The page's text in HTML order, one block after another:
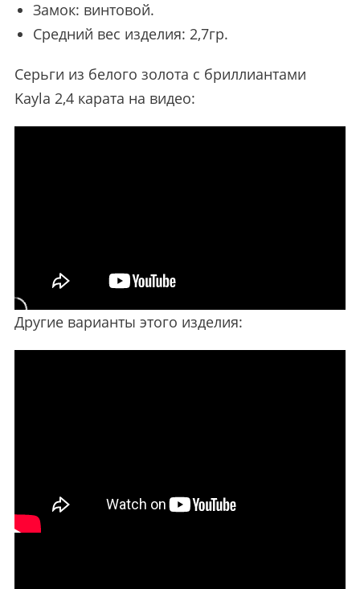
Замок: винтовой.
Средний вес изделия: 2,7гр.
Серьги из белого золота с бриллиантами
Kayla 2,4 карата на видео:
Другие варианты этого изделия: